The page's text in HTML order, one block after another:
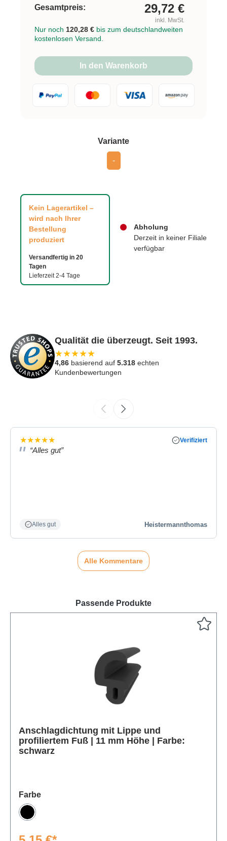
Kein Lagerartikel –
wird nach Ihrer
Bestellung
produziert
Versandfertig in 20
Tagen
Lieferzeit 2-4 Tage
Abholung
Derzeit in keiner Filiale
verfügbar
Varianteauswählen
-
Gesamtpreis: 29,72 €
inkl. MwSt.
Nur noch 120,28 € bis zum deutschlandweiten
kostenlosen Versand.
In den Warenkorb
Qualität die überzeugt. Seit 1993.
★★★★★
4,86 basierend auf 5.318 echten
Kundenbewertungen
★★★★★ Verifiziert
“Alles gut”
Alles gut Heistermannthomas
Alle Kommentare
Produktgalerie überspringen
Passende Produkte
Anschlagdichtung mit Lippe und
profiliertem Fuß | 11 mm Höhe | Farbe:
schwarz
Farbeauswählen
Schwarz